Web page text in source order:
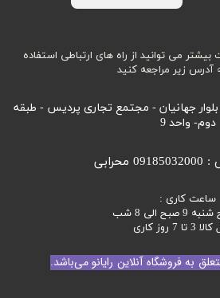
به فروشگاه آنلاین رایانو می‌باشد.
می توانید از راه های ارتباطی استفاده
آدرس زیر مراجعه کنید
جهانیان - مجتمع تجاری پردیس - طبقه
دوم- واحد 9
ساعت کاری :
الی 8 شب
7 روز کاری